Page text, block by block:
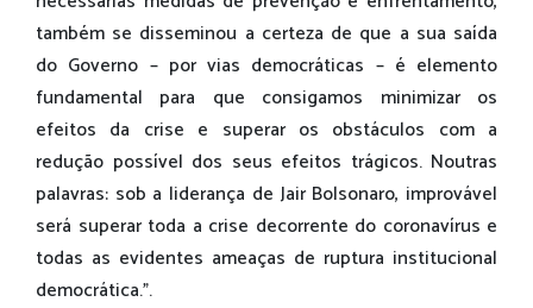
também se disseminou a certeza de que a sua saída
do Governo – por vias democráticas – é elemento
fundamental para que consigamos minimizar os
efeitos da crise e superar os obstáculos com a
redução possível dos seus efeitos trágicos. Noutras
palavras: sob a liderança de Jair Bolsonaro, improvável
será superar toda a crise decorrente do coronavírus e
todas as evidentes ameaças de ruptura institucional
democrática.”.